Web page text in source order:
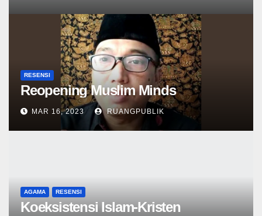
RESENSI
Reopening Muslim Minds
MAR 16, 2023 RUANGPUBLIK
AGAMA RESENSI
Koeksistensi Islam-Kristen